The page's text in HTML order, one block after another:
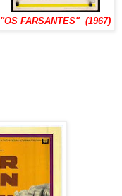
"OS FARSANTES" (1967)